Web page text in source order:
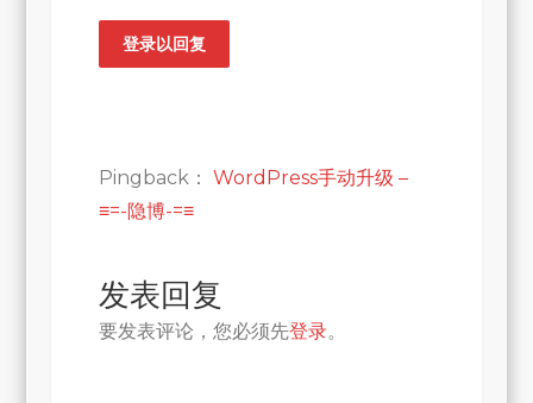
登录以回复
Pingback： WordPress手动升级 –
≡=-隐博-=≡
发表回复
要发表评论，您必须先登录。